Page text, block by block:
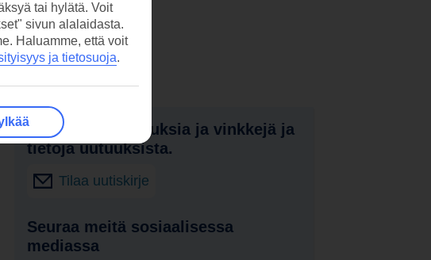
Vastaanota tarjouksia ja vinkkejä ja
tietoja uutuuksista.
Tilaa uutiskirje
Seuraa meitä sosiaalisessa
mediassa
tai hylätä. Voit
sivun alalaidasta.
Haluamme, että voit
ja tietosuoja.